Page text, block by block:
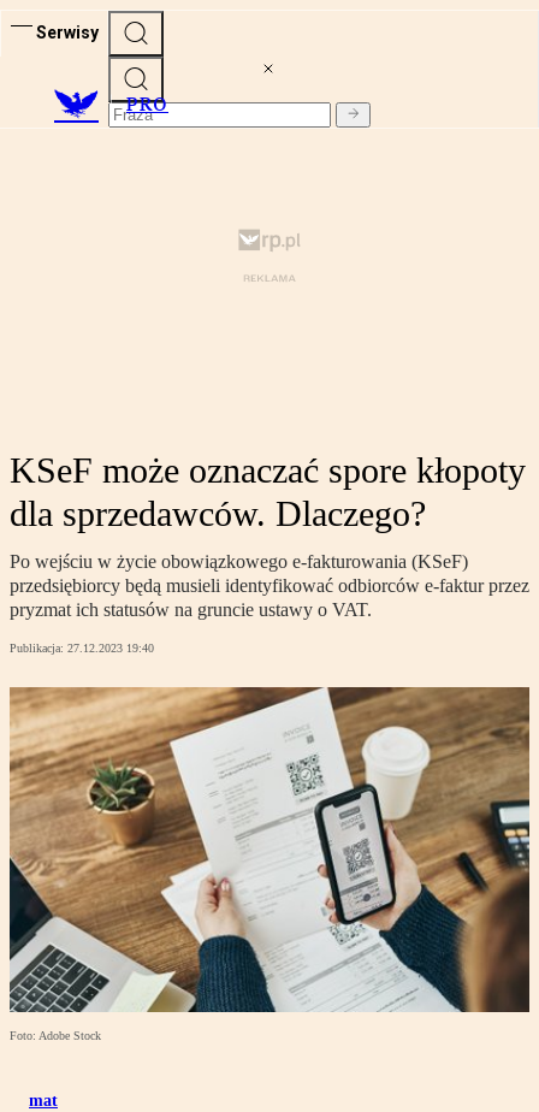
Serwisy
PRO
KSeF może oznaczać spore kłopoty
dla sprzedawców. Dlaczego?
Po wejściu w życie obowiązkowego e-fakturowania (KSeF)
przedsiębiorcy będą musieli identyfikować odbiorców e-faktur przez
pryzmat ich statusów na gruncie ustawy o VAT.
Publikacja: 27.12.2023 19:40
Foto: Adobe Stock
mat